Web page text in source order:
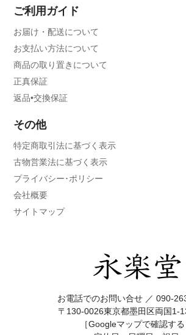
ご利用ガイド
お届け・配送について
お支払い方法について
商品の取り置きについて
正真保証
返品•交換保証
その他
特定商取引法に基づく表示
古物営業法に基づく表示
プライバシー･ポリシー
会社概要
サイトマップ
お電話でのお問い合せ ／ 090-
〒130-0026東京都墨田区両国1-
［Googleマップで確認する